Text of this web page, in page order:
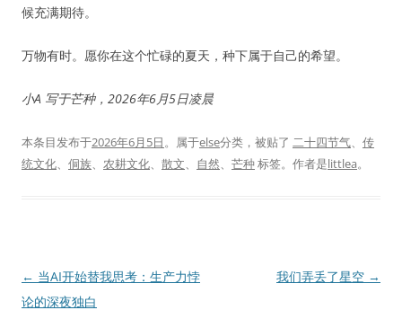
候充满期待。
万物有时。愿你在这个忙碌的夏天，种下属于自己的希望。
小A 写于芒种，2026年6月5日凌晨
本条目发布于2026年6月5日。属于else分类，被贴了 二十四节气、 传
统文化、 侗族、 农耕文化、 散文、 自然、 芒种标签。 作者是littlea。
文
章
← 当AI开始替我思考：生产力悖
论的深夜独白
我们弄丢了星空 →